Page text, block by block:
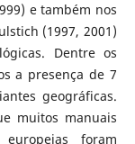
e também nos
(1997, 2001)
Dentre os
a presença de 7
geográficas.
muitos manuais
foram